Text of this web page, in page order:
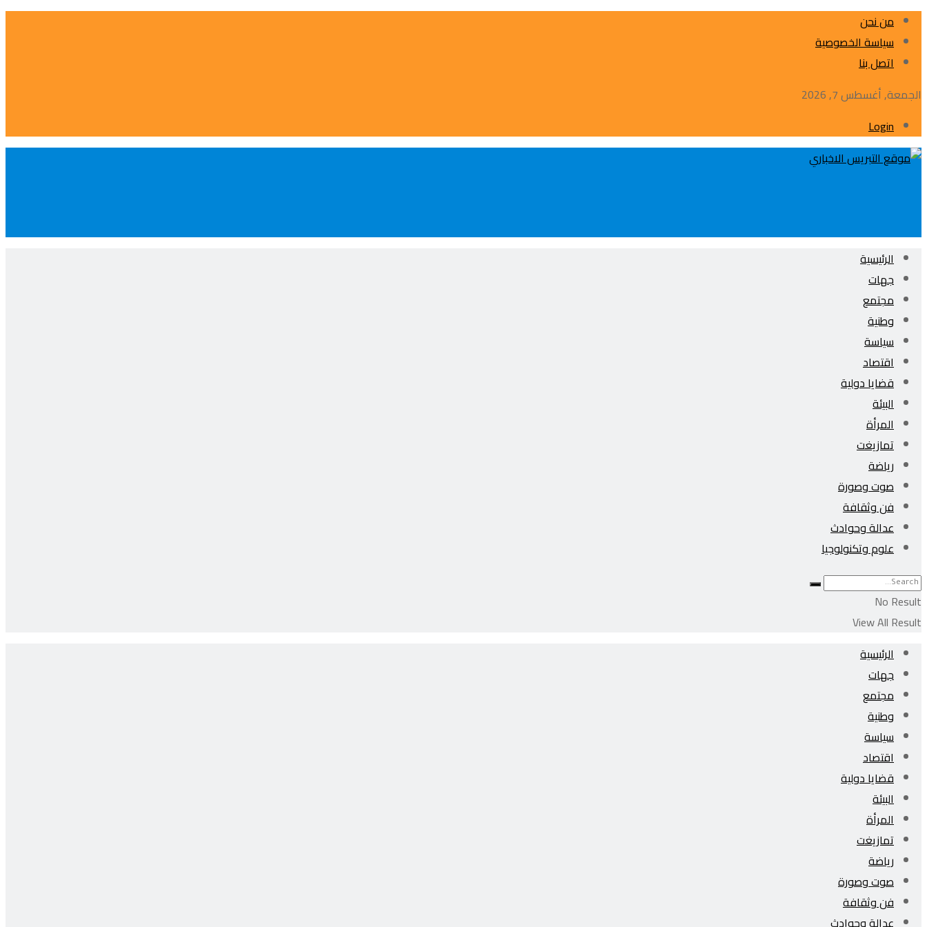
من نحن
سياسة الخصوصية
اتصل بنا
الجمعة, أغسطس 7, 2026
Login
الرئيسية
جهات
مجتمع
وطنية
سياسة
اقتصاد
قضايا دولية
البيئة
المرأة
تمازيغت
رياضة
صوت وصورة
فن وثقافة
عدالة وحوادث
علوم وتكنولوجيا
No Result
View All Result
الرئيسية
جهات
مجتمع
وطنية
سياسة
اقتصاد
قضايا دولية
البيئة
المرأة
تمازيغت
رياضة
صوت وصورة
فن وثقافة
عدالة وحوادث